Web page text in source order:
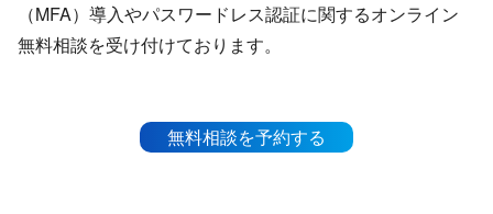
（MFA）導入やパスワードレス認証に関するオンライン
無料相談を受け付けております。
無料相談を予約する